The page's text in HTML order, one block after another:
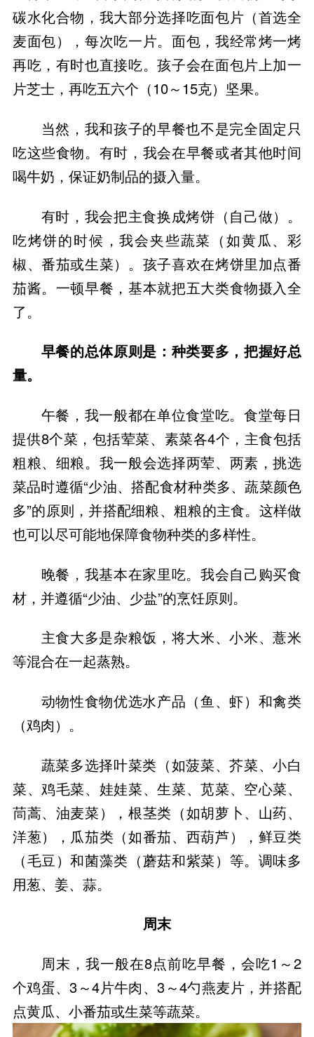
碳水化合物，我大部分选择吃面包片（首选全
麦面包），每次吃一片。面包，我经常烤一烤
再吃，有时也直接吃。孩子会在面包片上加一
片芝士，再吃五六个（10～15克）坚果。
当然，我和孩子的早餐也不是完全固定只
吃这些食物。有时，我会在早餐或者其他时间
喝牛奶，保证奶制品的摄入量。
有时，我会把主食换成烤饼（自己做）。
吃烤饼的时候，我会夹些蔬菜（如黄瓜、彩
椒、番茄或生菜）。孩子喜欢在烤饼里加点番
茄酱。一顿早餐，基本就把五大类食物摄入全
了。
早餐的总体原则是：种类要多，把握好总
量。
午餐，我一般都在单位食堂吃。食堂每日
提供8个菜，包括荤菜、素菜各4个，主食包括
粗粮、细粮。我一般会选择两荤、两素，挑选
菜品时遵循“少油、搭配食材种类多、蔬菜颜色
多”的原则，并搭配细粮、粗粮的主食。这样做
也可以尽可能地保障食物种类的多样性。
晚餐，我基本在家里吃。我会自己购买食
材，并遵循“少油、少盐”的烹饪原则。
主食大多是杂粮饭，将大米、小米、薏米
等混合在一起蒸熟。
动物性食物优选水产品（鱼、虾）和禽类
（鸡肉）。
蔬菜多选择叶菜类（如菠菜、芥菜、小白
菜、鸡毛菜、娃娃菜、生菜、苋菜、空心菜、
茼蒿、油麦菜），根茎类（如胡萝卜、山药、
洋葱），瓜茄类（如番茄、西葫芦），鲜豆类
（毛豆）和菌藻类（蘑菇和紫菜）等。调味多
用葱、姜、蒜。
周末
周末，我一般在8点前吃早餐，会吃1～2
个鸡蛋、3～4片牛肉、3～4勺燕麦片，并搭配
点黄瓜、小番茄或生菜等蔬菜。